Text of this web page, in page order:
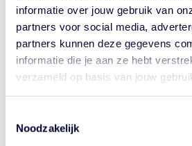
informatie over jouw gebruik van
partners voor social media,
partners kunnen deze gegevens
informatie die je aan ze hebt
verzameld op basis van jouw
Noodzakelijk
Historie
Algemene Vergadering